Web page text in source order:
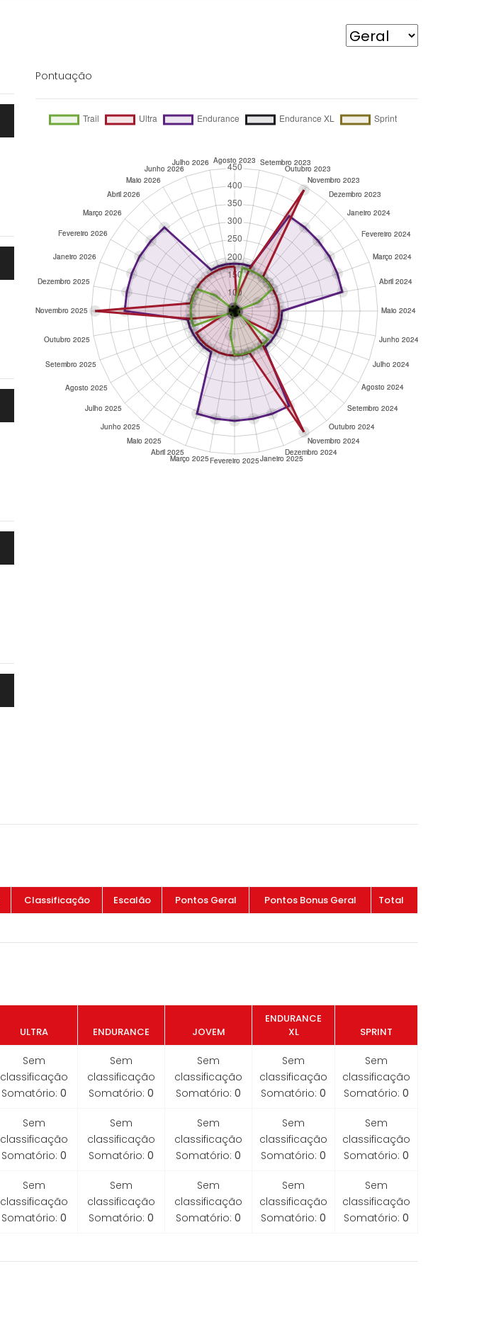
Pontuação
Classificação Escalão Pontos Geral Pontos Bonus Geral Total
ULTRA ENDURANCE JOVEM
ENDURANCE
XL
SPRINT
Sem
classificação
Somatório: 0
Sem
classificação
Somatório: 0
Sem
classificação
Somatório: 0
Sem
classificação
Somatório: 0
Sem
classificação
Somatório: 0
Sem
classificação
Somatório: 0
Sem
classificação
Somatório: 0
Sem
classificação
Somatório: 0
Sem
classificação
Somatório: 0
Sem
classificação
Somatório: 0
Sem
classificação
Somatório: 0
Sem
classificação
Somatório: 0
Sem
classificação
Somatório: 0
Sem
classificação
Somatório: 0
Sem
classificação
Somatório: 0